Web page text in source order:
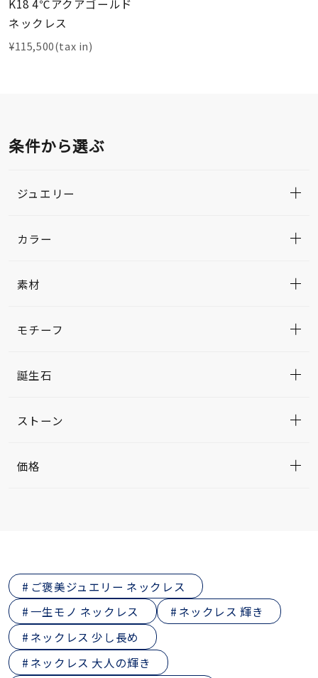
K18 4℃アクアゴールド
ネックレス
¥115,500(tax in)
条件から選ぶ
ジュエリー
カラー
素材
モチーフ
誕生石
ストーン
価格
ご褒美ジュエリー ネックレス
一生モノ ネックレス
ネックレス 輝き
ネックレス 少し長め
ネックレス 大人の輝き